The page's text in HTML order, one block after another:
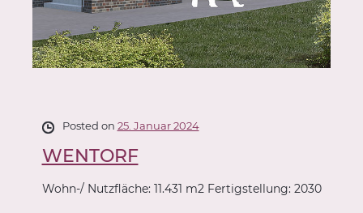
WENTORF
Posted on 25. Januar 2024
Wohn-/ Nutzfläche: 11.431 m2 Fertigstellung: 2030